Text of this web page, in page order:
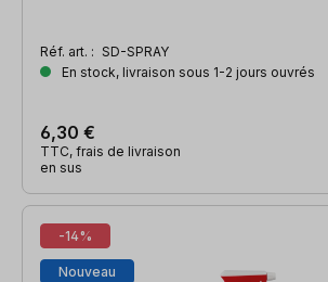
Réf. art. : SD-SPRAY
En stock, livraison sous 1-2 jours ouvrés
6,30 €
TTC, frais de livraison
en sus
-14%
Nouveau